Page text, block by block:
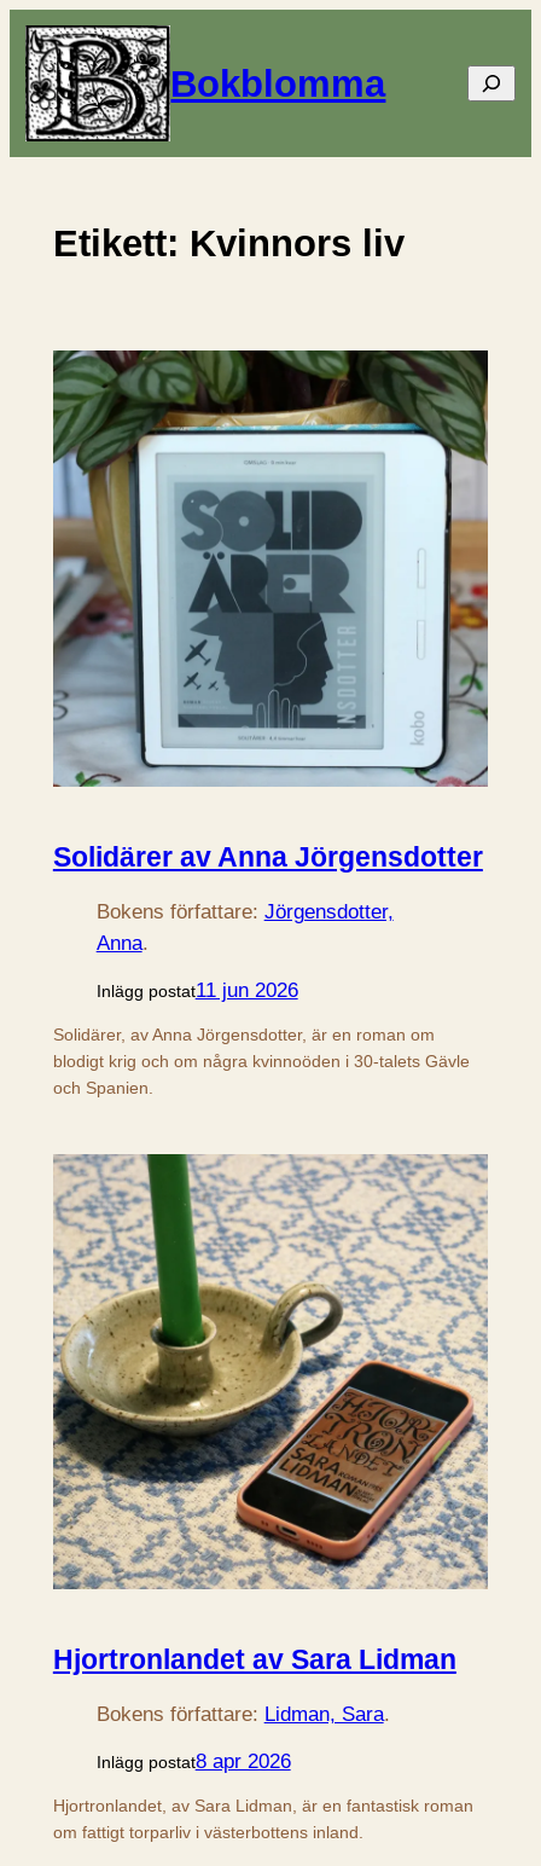
Hoppa
till
innehåll
Bokblomma Sök
Etikett: Kvinnors liv
Solidärer av Anna Jörgensdotter
Bokens författare: Jörgensdotter,
Anna.
Inlägg postat11 jun 2026
Solidärer, av Anna Jörgensdotter, är en roman om
blodigt krig och om några kvinnoöden i 30-talets Gävle
och Spanien.
Hjortronlandet av Sara Lidman
Bokens författare: Lidman, Sara.
Inlägg postat8 apr 2026
Hjortronlandet, av Sara Lidman, är en fantastisk roman
om fattigt torparliv i västerbottens inland.